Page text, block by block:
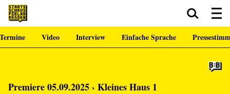
Zum Hauptinhalt springen Zum Footer springen
Termine Video Interview Einfache Sprache
Premiere 05.09.2025 › Kleines Haus 1